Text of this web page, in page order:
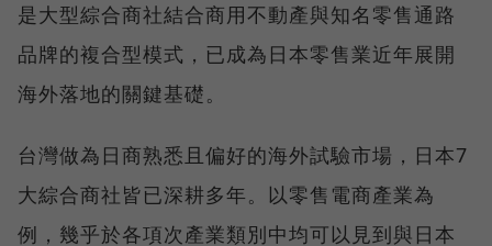
是大型綜合商社結合商用不動產與知名零售通路
品牌的複合型模式，已成為日本零售業近年展開
海外落地的關鍵基礎。
台灣做為日商熟悉且偏好的海外試驗市場，日本7
大綜合商社皆已深耕多年。以零售電商產業為
例，幾乎於各項次產業類別中均可以見到與日本